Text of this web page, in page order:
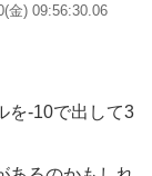
金) 09:56:30.06
を-10で出して3